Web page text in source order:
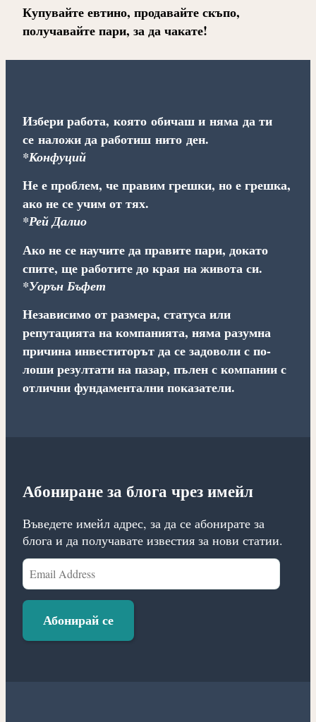
Купувайте евтино, продавайте скъпо,
получавайте пари, за да чакате!
Избери работа, която обичаш и няма да ти
се наложи да работиш нито ден.
*Конфуций
Не е проблем, че правим грешки, но е грешка,
ако не се учим от тях.
*Рей Далио
Ако не се научите да правите пари, докато
спите, ще работите до края на живота си.
*Уорън Бъфет
Независимо от размера, статуса или
репутацията на компанията, няма разумна
причина инвеститорът да се задоволи с по-
лоши резултати на пазар, пълен с компании с
отлични фундаментални показатели.
Абониране за блога чрез имейл
Въведете имейл адрес, за да се абонирате за
блога и да получавате известия за нови статии.
Email
Address
Абонирай се